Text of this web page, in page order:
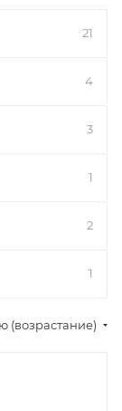
21
4
3
1
2
1
(возрастание)